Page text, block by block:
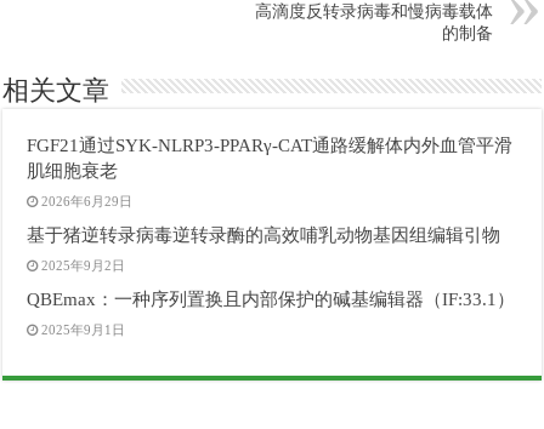
高滴度反转录病毒和慢病毒载体
的制备
相关文章
FGF21通过SYK-NLRP3-PPARγ-CAT通路缓解体内外血管平滑
肌细胞衰老
2026年6月29日
基于猪逆转录病毒逆转录酶的高效哺乳动物基因组编辑引物
2025年9月2日
QBEmax：一种序列置换且内部保护的碱基编辑器（IF:33.1）
2025年9月1日